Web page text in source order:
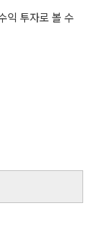
익 투자로 볼 수